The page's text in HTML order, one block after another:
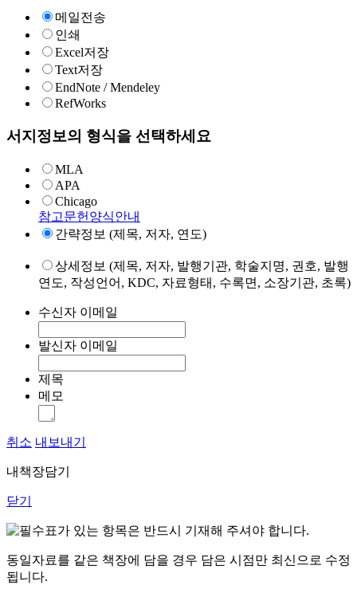
메일전송
인쇄
Excel저장
Text저장
EndNote / Mendeley
RefWorks
서지정보의 형식을 선택하세요
MLA
APA
Chicago
참고문헌양식안내
간략정보 (제목, 저자, 연도)
상세정보 (제목, 저자, 발행기관, 학술지명, 권호, 발행
연도, 작성언어, KDC, 자료형태, 수록면, 소장기관, 초록)
수신자 이메일
발신자 이메일
제목
메모
취소 내보내기
내책장담기
닫기
표가 있는 항목은 반드시 기재해 주셔야 합니다.
동일자료를 같은 책장에 담을 경우 담은 시점만 최신으로 수정
됩니다.